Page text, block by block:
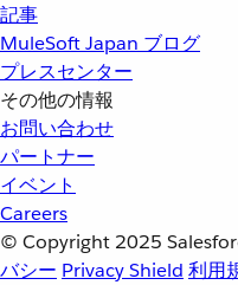
記事
MuleSoft Japan ブログ
プレスセンター
その他の情報
お問い合わせ
パートナー
イベント
Careers
© Copyright 2025
バシー Privacy Shield 利用